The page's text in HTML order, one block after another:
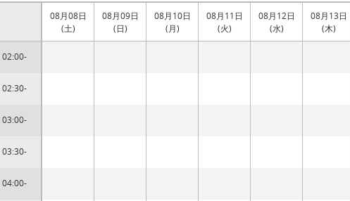
02:00-
02:30-
03:00-
03:30-
04:00-
08月08日
(土)
08月09日
(日)
08月10日
(月)
08月11日
(火)
08月12日
(水)
08月13日
(木)